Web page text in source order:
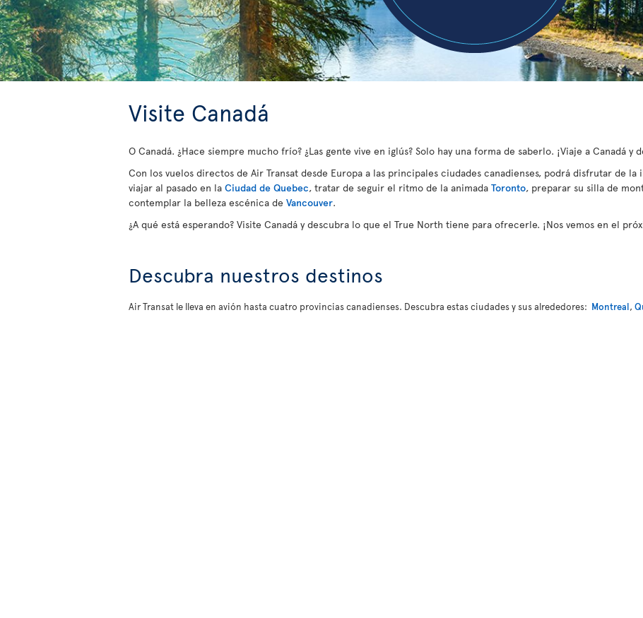
Visite Canadá
O Canadá. ¿Hace siempre mucho frío? ¿Las gente vive en iglús? Solo hay una forma de saberlo. ¡Viaje a Canadá y
Con los vuelos directos de Air Transat desde Europa a las principales ciudades canadienses, podrá disfrutar de la
viajar al pasado en la Ciudad de Quebec, tratar de seguir el ritmo de la animada Toronto, preparar su silla de
contemplar la belleza escénica de Vancouver.
¿A qué está esperando? Visite Canadá y descubra lo que el True North tiene para ofrecerle. ¡Nos vemos en el
Descubra nuestros destinos
Air Transat le lleva en avión hasta cuatro provincias canadienses. Descubra estas ciudades y sus alrededores: Montreal,